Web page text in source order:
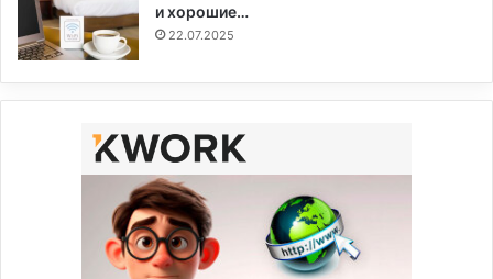
и хорошие…
22.07.2025